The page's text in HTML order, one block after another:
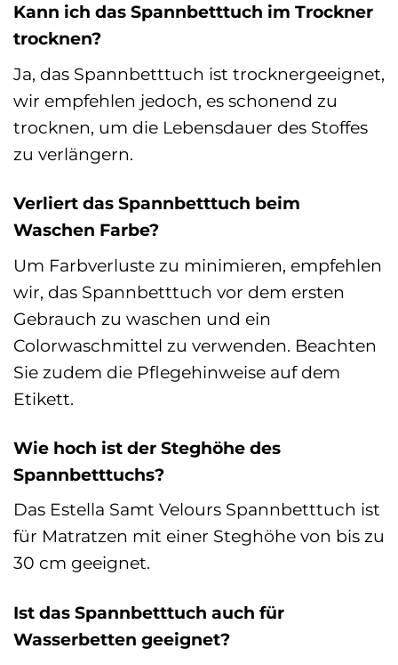
Kann ich das Spannbetttuch im Trockner
trocknen?
Ja, das Spannbetttuch ist trocknergeeignet,
wir empfehlen jedoch, es schonend zu
trocknen, um die Lebensdauer des Stoffes
zu verlängern.
Verliert das Spannbetttuch beim
Waschen Farbe?
Um Farbverluste zu minimieren, empfehlen
wir, das Spannbetttuch vor dem ersten
Gebrauch zu waschen und ein
Colorwaschmittel zu verwenden. Beachten
Sie zudem die Pflegehinweise auf dem
Etikett.
Wie hoch ist der Steghöhe des
Spannbetttuchs?
Das Estella Samt Velours Spannbetttuch ist
für Matratzen mit einer Steghöhe von bis zu
30 cm geeignet.
Ist das Spannbetttuch auch für
Wasserbetten geeignet?